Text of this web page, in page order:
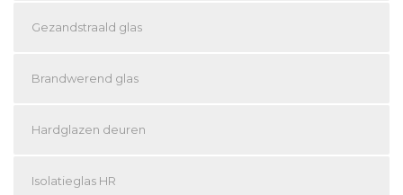
Gezandstraald glas
Brandwerend glas
Hardglazen deuren
Isolatieglas HR